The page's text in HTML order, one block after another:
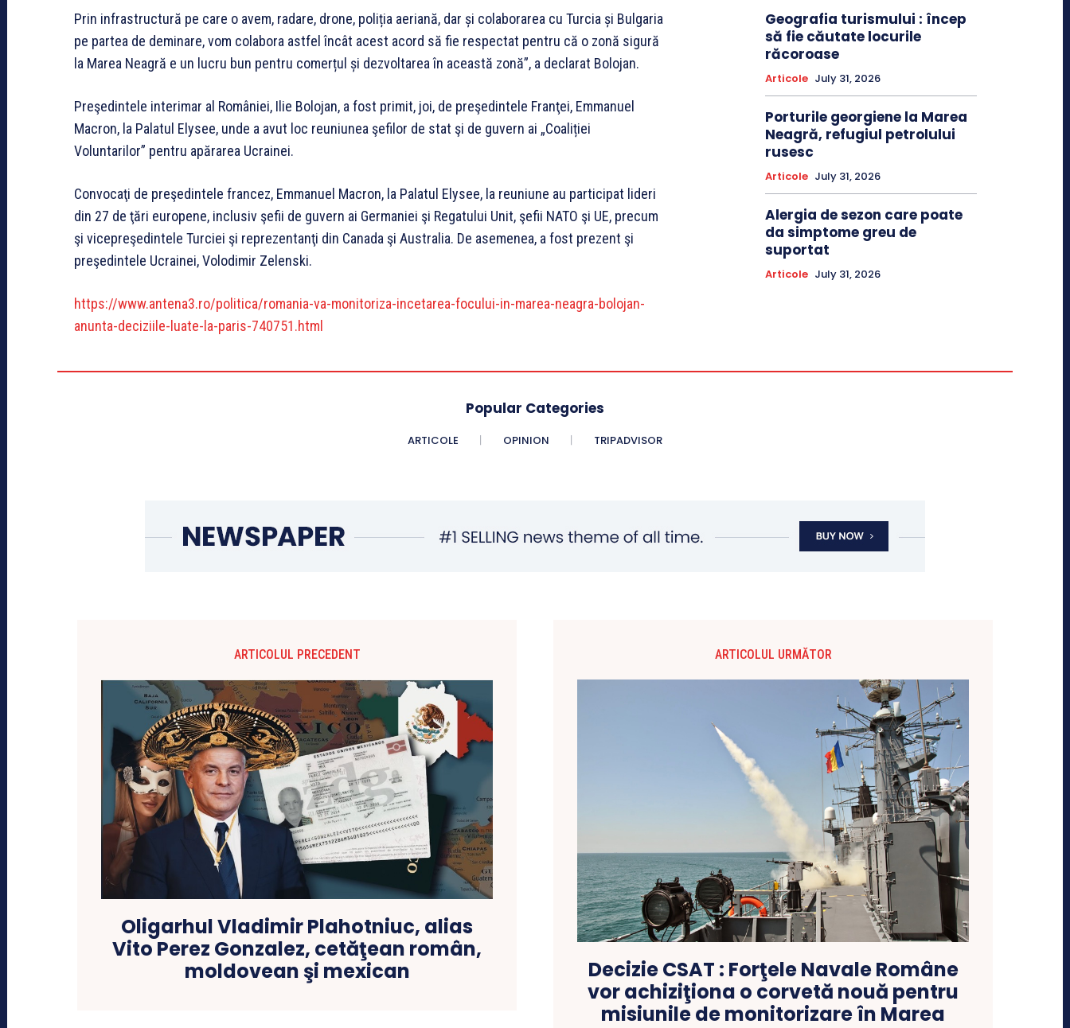
Prin infrastructură pe care o avem, radare, drone, poliția aeriană, dar și colaborarea cu Turcia și Bulgaria
pe partea de deminare, vom colabora astfel încât acest acord să fie respectat pentru că o zonă sigură
la Marea Neagră e un lucru bun pentru comerțul și dezvoltarea în această zonă”, a declarat Bolojan.
Preşedintele interimar al României, Ilie Bolojan, a fost primit, joi, de preşedintele Franţei, Emmanuel
Macron, la Palatul Elysee, unde a avut loc reuniunea şefilor de stat şi de guvern ai „Coaliției
Voluntarilor” pentru apărarea Ucrainei.
Convocaţi de preşedintele francez, Emmanuel Macron, la Palatul Elysee, la reuniune au participat lideri
din 27 de ţări europene, inclusiv şefii de guvern ai Germaniei şi Regatului Unit, şefii NATO şi UE, precum
şi vicepreşedintele Turciei şi reprezentanţi din Canada şi Australia. De asemenea, a fost prezent şi
preşedintele Ucrainei, Volodimir Zelenski.
https://www.antena3.ro/politica/romania-va-monitoriza-incetarea-focului-in-marea-neagra-bolojan-
anunta-deciziile-luate-la-paris-740751.html
Geografia turismului : încep
să fie căutate locurile
răcoroase
Articole July 31, 2026
Porturile georgiene la Marea
Neagră, refugiul petrolului
rusesc
Articole July 31, 2026
Alergia de sezon care poate
da simptome greu de
suportat
Articole July 31, 2026
Popular Categories
ARTICOLE OPINION TRIPADVISOR
ARTICOLUL PRECEDENT
Oligarhul Vladimir Plahotniuc, alias
Vito Perez Gonzalez, cetăţean român,
moldovean şi mexican
ARTICOLUL URMĂTOR
Decizie CSAT : Forţele Navale Române
vor achiziţiona o corvetă nouă pentru
misiunile de monitorizare în Marea